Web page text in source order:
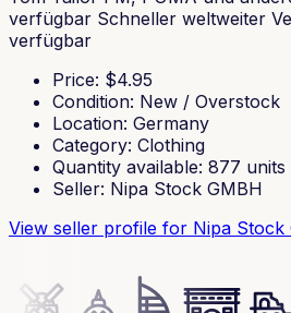
verfügbar Schneller weltweiter
verfügbar
Price: $4.95
Condition: New / Overstock
Location: Germany
Category: Clothing
Quantity available: 877 units
Seller: Nipa Stock GMBH
View seller profile for Nipa Stock